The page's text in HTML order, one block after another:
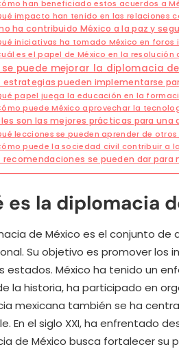
han beneficiado estos acuerdos a
impacto han tenido en las relaciones
ha contribuido México a la paz y
iniciativas ha tomado México en foros
es el papel de México en la
se puede mejorar la diplomacia
estrategias pueden implementarse
papel juega la educación en la
puede México aprovechar la
son las mejores prácticas para
lecciones se pueden aprender de
puede la sociedad civil contribuir a
recomendaciones se pueden dar
es la diplomacia
de México es el conjunto
Su objetivo es promover los
estados. México ha tenido un
la historia, ha participado en
mexicana también se ha
En el siglo XXI, ha enfrentado
de México busca fortalecer su